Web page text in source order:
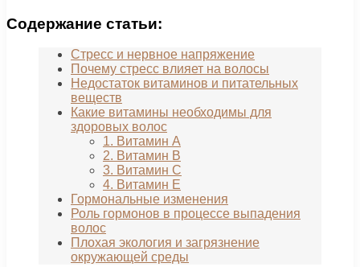
Содержание статьи:
Стресс и нервное напряжение
Почему стресс влияет на волосы
Недостаток витаминов и питательных
веществ
Какие витамины необходимы для
здоровых волос
1. Витамин А
2. Витамин В
3. Витамин С
4. Витамин Е
Гормональные изменения
Роль гормонов в процессе выпадения
волос
Плохая экология и загрязнение
окружающей среды